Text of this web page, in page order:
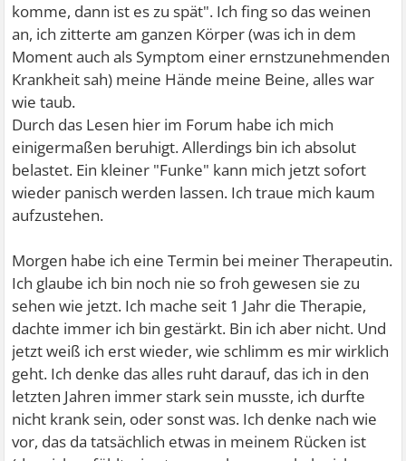
komme, dann ist es zu spät". Ich fing so das weinen
an, ich zitterte am ganzen Körper (was ich in dem
Moment auch als Symptom einer ernstzunehmenden
Krankheit sah) meine Hände meine Beine, alles war
wie taub.
Durch das Lesen hier im Forum habe ich mich
einigermaßen beruhigt. Allerdings bin ich absolut
belastet. Ein kleiner "Funke" kann mich jetzt sofort
wieder panisch werden lassen. Ich traue mich kaum
aufzustehen.
Morgen habe ich eine Termin bei meiner Therapeutin.
Ich glaube ich bin noch nie so froh gewesen sie zu
sehen wie jetzt. Ich mache seit 1 Jahr die Therapie,
dachte immer ich bin gestärkt. Bin ich aber nicht. Und
jetzt weiß ich erst wieder, wie schlimm es mir wirklich
geht. Ich denke das alles ruht darauf, das ich in den
letzten Jahren immer stark sein musste, ich durfte
nicht krank sein, oder sonst was. Ich denke nach wie
vor, das da tatsächlich etwas in meinem Rücken ist